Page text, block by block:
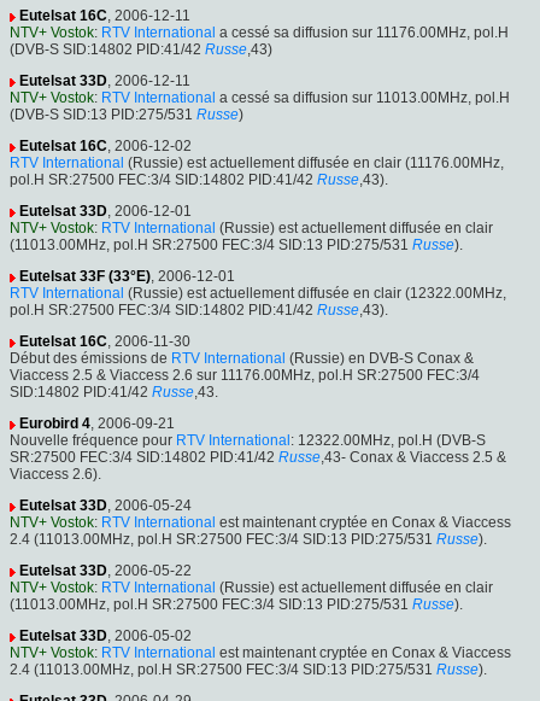
Eutelsat 16C, 2006-12-11
NTV+ Vostok: RTV International a cessé sa diffusion sur 11176.00MHz, pol.H
(DVB-S SID:14802 PID:41/42 Russe,43)
Eutelsat 33D, 2006-12-11
NTV+ Vostok: RTV International a cessé sa diffusion sur 11013.00MHz, pol.H
(DVB-S SID:13 PID:275/531 Russe)
Eutelsat 16C, 2006-12-02
RTV International (Russie) est actuellement diffusée en clair (11176.00MHz,
pol.H SR:27500 FEC:3/4 SID:14802 PID:41/42 Russe,43).
Eutelsat 33D, 2006-12-01
NTV+ Vostok: RTV International (Russie) est actuellement diffusée en clair
(11013.00MHz, pol.H SR:27500 FEC:3/4 SID:13 PID:275/531 Russe).
Eutelsat 33F (33°E), 2006-12-01
RTV International (Russie) est actuellement diffusée en clair (12322.00MHz,
pol.H SR:27500 FEC:3/4 SID:14802 PID:41/42 Russe,43).
Eutelsat 16C, 2006-11-30
Début des émissions de RTV International (Russie) en DVB-S Conax &
Viaccess 2.5 & Viaccess 2.6 sur 11176.00MHz, pol.H SR:27500 FEC:3/4
SID:14802 PID:41/42 Russe,43.
Eurobird 4, 2006-09-21
Nouvelle fréquence pour RTV International : 12322.00MHz, pol.H (DVB-S
SR:27500 FEC:3/4 SID:14802 PID:41/42 Russe,43- Conax & Viaccess 2.5 &
Viaccess 2.6).
Eutelsat 33D, 2006-05-24
NTV+ Vostok: RTV International est maintenant cryptée en Conax & Viaccess
2.4 (11013.00MHz, pol.H SR:27500 FEC:3/4 SID:13 PID:275/531 Russe).
Eutelsat 33D, 2006-05-22
NTV+ Vostok: RTV International (Russie) est actuellement diffusée en clair
(11013.00MHz, pol.H SR:27500 FEC:3/4 SID:13 PID:275/531 Russe).
Eutelsat 33D, 2006-05-02
NTV+ Vostok: RTV International est maintenant cryptée en Conax & Viaccess
2.4 (11013.00MHz, pol.H SR:27500 FEC:3/4 SID:13 PID:275/531 Russe).